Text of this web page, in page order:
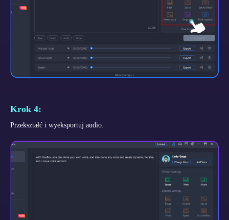
Krok 4:
Przekształć i wyeksportuj audio.